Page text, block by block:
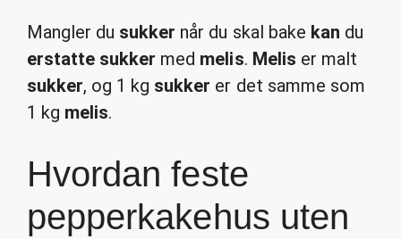
Mangler du sukker når du skal bake kan du
erstatte sukker med melis. Melis er malt
sukker, og 1 kg sukker er det samme som
1 kg melis.
Hvordan feste
pepperkakehus uten